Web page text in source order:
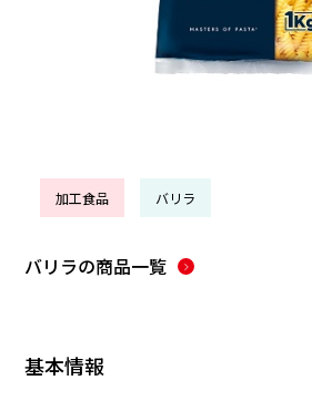
加工食品 バリラ
バリラの商品一覧
基本情報